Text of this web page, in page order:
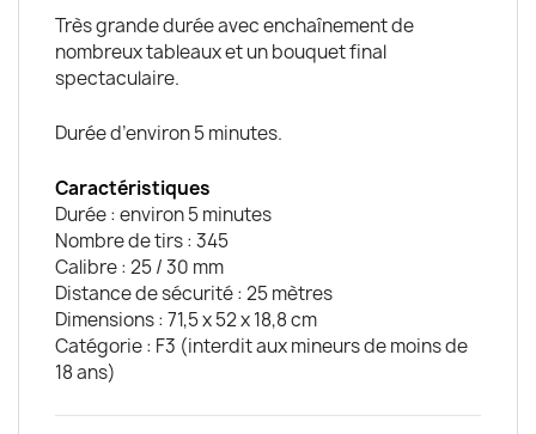
Très grande durée avec enchaînement de
nombreux tableaux et un bouquet final
spectaculaire.
Durée d’environ 5 minutes.
Caractéristiques
Durée : environ 5 minutes
Nombre de tirs : 345
Calibre : 25 / 30 mm
Distance de sécurité : 25 mètres
Dimensions : 71,5 x 52 x 18,8 cm
Catégorie : F3 (interdit aux mineurs de moins de
18 ans)